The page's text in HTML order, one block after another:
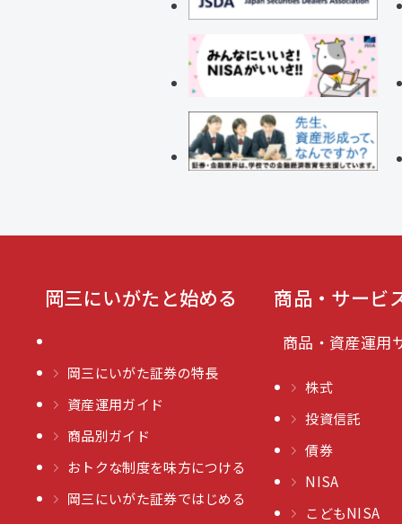
岡三にいがたと始める
岡三にいがた証券の特長
資産運用ガイド
商品別ガイド
おトクな制度を味方につける
岡三にいがた証券ではじめる
商品・サービ
商品・資産運用
株式
投資信託
債券
NISA
こどもNISA